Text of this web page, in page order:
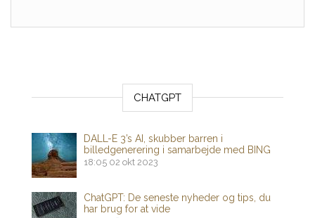
CHATGPT
DALL-E 3’s AI, skubber barren i
billedgenerering i samarbejde med BING
18:05 02 okt 2023
ChatGPT: De seneste nyheder og tips, du
har brug for at vide